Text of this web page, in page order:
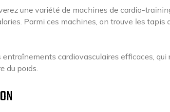
une variété de machines de cardio-
Parmi ces machines, on trouve les tapis
cardiovasculaires efficaces,
du poids.